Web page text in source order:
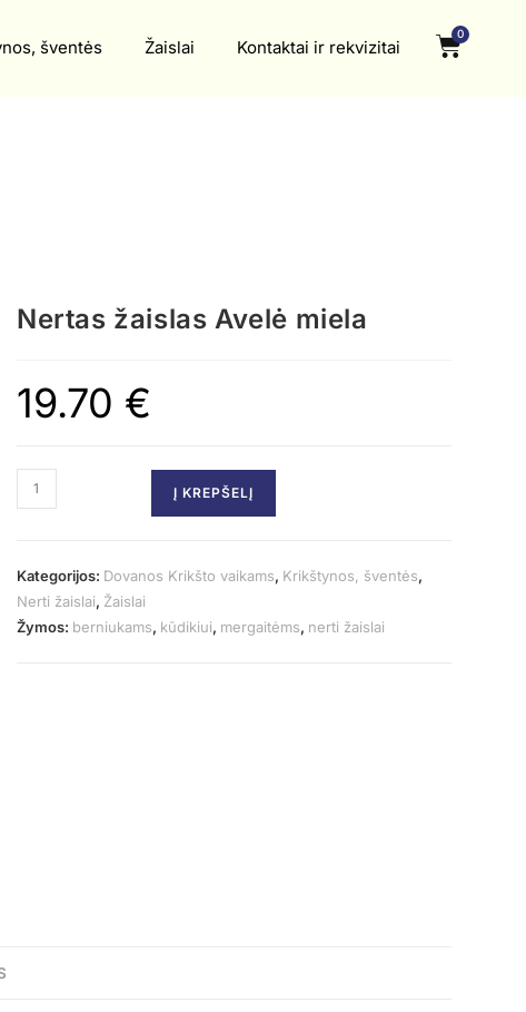
šventės Žaislai Kontaktai ir rekvizitai
0
Nertas žaislas Avelė miela
19.70 €
Į KREPŠELĮ
Kategorijos: Dovanos Krikšto vaikams, Krikštynos, šventės,
Nerti žaislai, Žaislai
Žymos: berniukams, kūdikiui, mergaitėms, nerti žaislai